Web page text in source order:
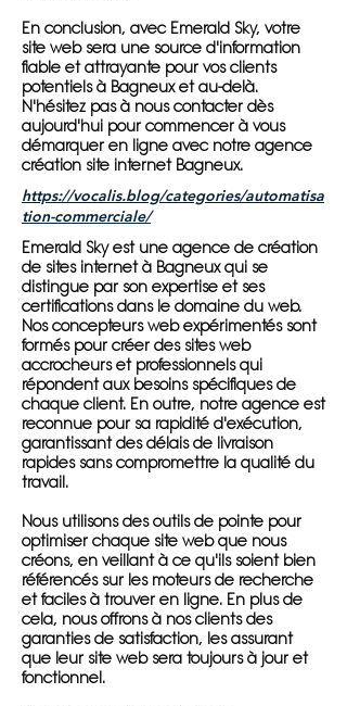
En conclusion, avec Emerald Sky, votre
site web sera une source d'information
fiable et attrayante pour vos clients
potentiels à Bagneux et au-delà.
N'hésitez pas à nous contacter dès
aujourd'hui pour commencer à vous
démarquer en ligne avec notre agence
création site internet Bagneux.
https://vocalis.blog/categories/automatisa
tion-commerciale/
Emerald Sky est une agence de création
de sites internet à Bagneux qui se
distingue par son expertise et ses
certifications dans le domaine du web.
Nos concepteurs web expérimentés sont
formés pour créer des sites web
accrocheurs et professionnels qui
répondent aux besoins spécifiques de
chaque client. En outre, notre agence est
reconnue pour sa rapidité d'exécution,
garantissant des délais de livraison
rapides sans compromettre la qualité du
travail.
Nous utilisons des outils de pointe pour
optimiser chaque site web que nous
créons, en veillant à ce qu'ils soient bien
référencés sur les moteurs de recherche
et faciles à trouver en ligne. En plus de
cela, nous offrons à nos clients des
garanties de satisfaction, les assurant
que leur site web sera toujours à jour et
fonctionnel.